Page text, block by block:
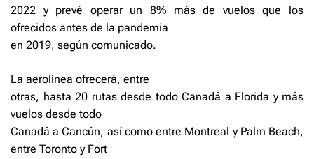
2022 y prevé operar un 8% más de vuelos que los
ofrecidos antes de la pandemia
en 2019, según comunicado.
La aerolínea ofrecerá, entre
otras, hasta 20 rutas desde todo Canadá a Florida y más
vuelos desde todo
Canadá a Cancún, así como entre Montreal y Palm Beach,
entre Toronto y Fort